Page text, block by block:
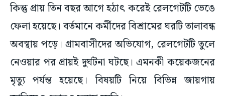
কিন্তু প্রায় তিন বছর আগে হঠাৎ করেই রেলগেটটি ভেঙে
ফেলা হয়েছে। বর্তমানে কর্মীদের বিশ্রামের ঘরটি তালাবন্ধ
অবস্থায় পড়ে। গ্রামবাসীদের অভিযোগ, রেলগেটটি তুলে
নেওয়ার পর প্রায়ই দুর্ঘটনা ঘটছে। এমনকী কয়েকজনের
মৃত্যু পর্যন্ত হয়েছে। বিষয়টি নিয়ে বিভিন্ন জায়গায়